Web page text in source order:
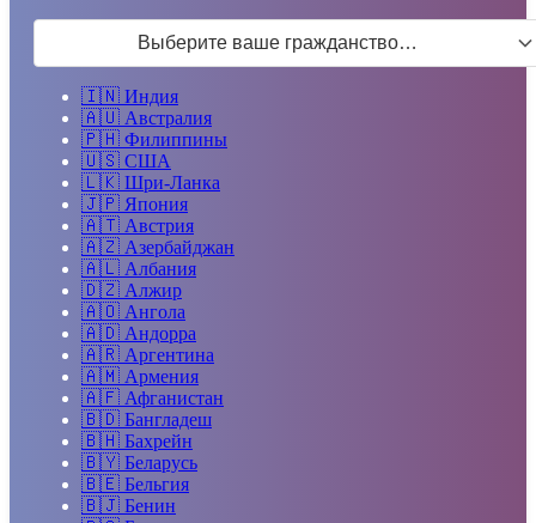
Выберите ваше гражданство…
🇮🇳 Индия
🇦🇺 Австралия
🇵🇭 Филиппины
🇺🇸 США
🇱🇰 Шри-Ланка
🇯🇵 Япония
🇦🇹 Австрия
🇦🇿 Азербайджан
🇦🇱 Албания
🇩🇿 Алжир
🇦🇴 Ангола
🇦🇩 Андорра
🇦🇷 Аргентина
🇦🇲 Армения
🇦🇫 Афганистан
🇧🇩 Бангладеш
🇧🇭 Бахрейн
🇧🇾 Беларусь
🇧🇪 Бельгия
🇧🇯 Бенин